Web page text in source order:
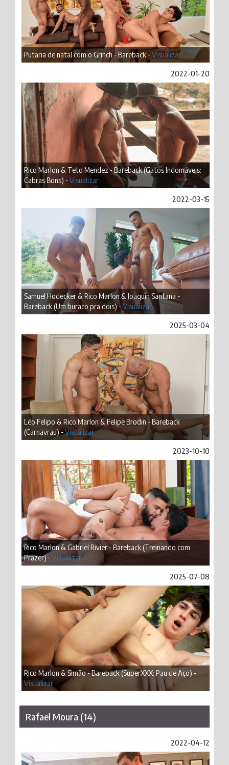
Putaria de natal com o Grinch - Bareback -Visualizar
2022-01-20
Rico Marlon & Teto Mendez - Bareback (Gatos Indomáveis:
Cabras Bons) -Visualizar
2022-03-15
Samuel Hodecker & Rico Marlon & Joaquin Santana -
Bareback (Um buraco pra dois) -Visualizar
2025-03-04
Léo Felipo & Rico Marlon & Felipe Brodin - Bareback
(Carnavrau) -Visualizar
2023-10-10
Rico Marlon & Gabriel Rivier - Bareback (Treinando com
Prazer) -Visualizar
2025-07-08
Rico Marlon & Simão - Bareback (SuperXXX: Pau de Aço) -
Visualizar
Rafael Moura (14)
2022-04-12